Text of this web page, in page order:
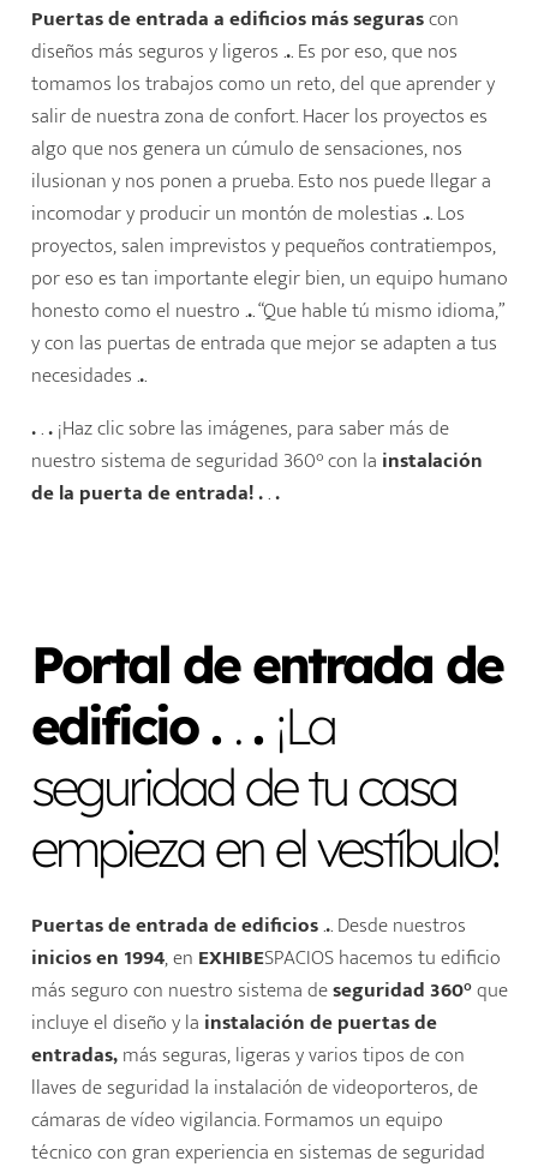
Puertas de entrada a edificios más segurascon
diseños más seguros y ligeros ... Es por eso, que nos
tomamos los trabajos como un reto, del que aprender y
salir de nuestra zona de confort. Hacer los proyectos es
algo que nos genera un cúmulo de sensaciones, nos
ilusionan y nos ponen a prueba. Esto nos puede llegar a
incomodar y producir un montón de molestias ... Los
proyectos, salen imprevistos y pequeños contratiempos,
por eso es tan importante elegir bien, un equipo humano
honesto como el nuestro ... “Que hable tú mismo idioma,”
y con las puertas de entrada que mejor se adapten a tus
necesidades ...
...¡Haz clic sobre las imágenes, para saber más de
nuestro sistema de seguridad 360° con la instalación
de la puerta de entrada! ...
Portal de entrada de
edificio. .. ¡La
seguridad de tu casa
empieza en el vestíbulo!
Puertas de entrada de edificios... Desde nuestros
inicios en 1994, en EXHIBESPACIOS hacemos tu edificio
más seguro con nuestro sistema deseguridad 360°que
incluye el diseño y la instalación de puertas de
entradas,más seguras, ligeras y varios tipos de con
llaves de seguridad la instalación de videoporteros, de
cámaras de vídeo vigilancia. Formamos un equipo
técnico con gran experiencia en sistemas de seguridad